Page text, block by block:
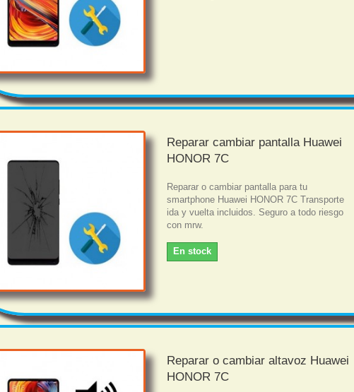
Reparar cambiar pantalla Huawei
HONOR 7C
Reparar o cambiar pantalla para tu
smartphone Huawei HONOR 7C Transporte
ida y vuelta incluidos. Seguro a todo riesgo
con mrw.
En stock
Reparar o cambiar altavoz Huawei
HONOR 7C